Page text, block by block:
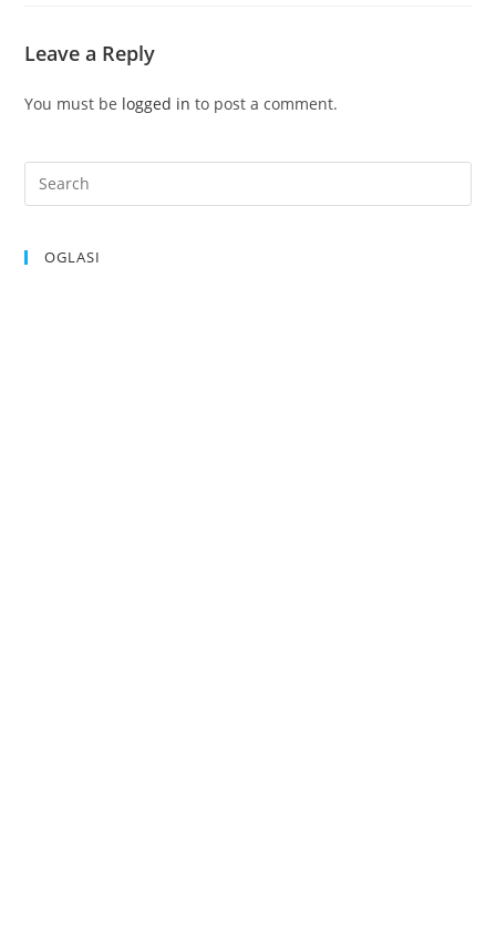
Leave a Reply
You must be logged in to post a comment.
OGLASI